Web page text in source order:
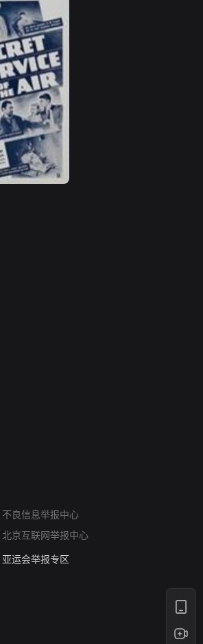
不良信息举报中心
北京互联网举报中心
算法推荐专项举报
亚运会举报专区